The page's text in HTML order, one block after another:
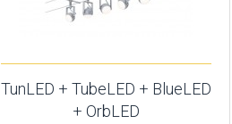
TunLED + TubeLED + BlueLED
+ OrbLED